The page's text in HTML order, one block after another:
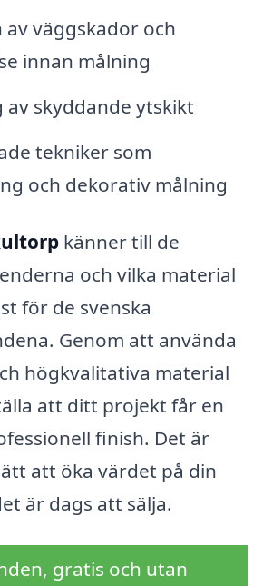
av väggskador och
innan målning
av skyddande ytskikt
tekniker som
och dekorativ målning
känner till de
och vilka material
för de svenska
Genom att använda
högkvalitativa material
att ditt projekt får en
finish. Det är
att öka värdet på din
är dags att sälja.
gratis och utan